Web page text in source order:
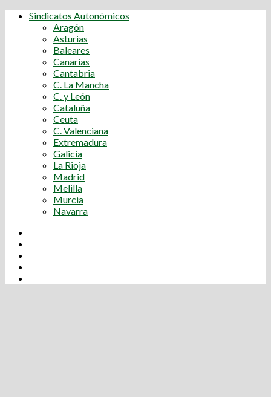
Sindicatos Autonómicos
Aragón
Asturias
Baleares
Canarias
Cantabria
C. La Mancha
C. y León
Cataluña
Ceuta
C. Valenciana
Extremadura
Galicia
La Rioja
Madrid
Melilla
Murcia
Navarra
fb